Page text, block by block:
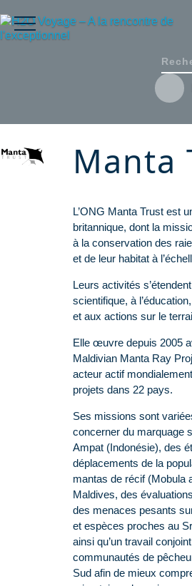
Manta
L’ONG Manta Trust est
britannique, dont la
à la conservation des
et de leur habitat à
Leurs activités
scientifique, à
et aux actions sur le
Elle œuvre depuis 2005
Maldivian Manta Ray
acteur actif
projets dans 22 pays.
Ses missions sont
concerner du marquage
Ampat (Indonésie), des
déplacements de la
mantas de récif (Mobula
Maldives, des
des menaces pesants
et espèces proches au
ainsi qu’un travail
communautés de
Sud afin de mieux